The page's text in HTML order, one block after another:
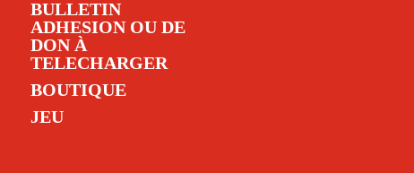
BULLETIN
ADHESION OU DE
DON À
TELECHARGER
BOUTIQUE
JEU